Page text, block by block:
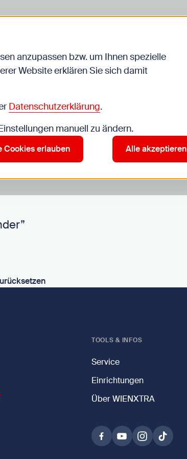
TOOLS & INFOS
Service
Einrichtungen
Über WIENXTRA
anzupassen bzw. um Ihnen spezielle
Website erklären Sie sich damit
Datenschutzerklärung.
manuell zu ändern.
Cookies erlauben Alle akzeptieren